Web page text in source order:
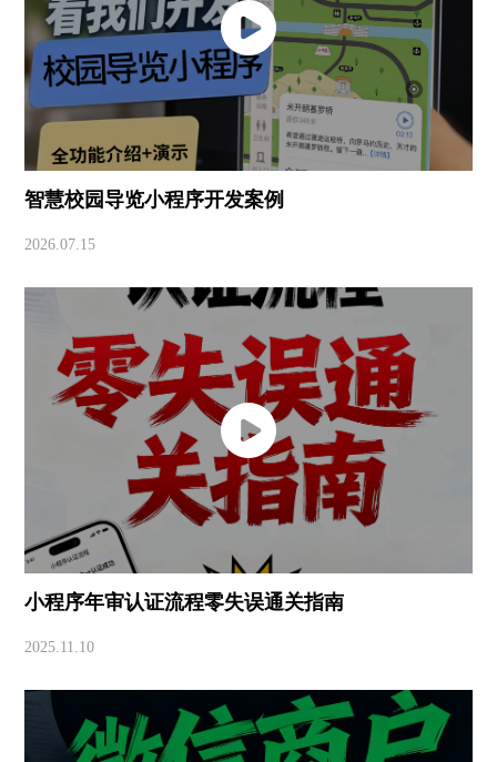
智慧校园导览小程序开发案例
2026.07.15
小程序年审认证流程零失误通关指南
2025.11.10